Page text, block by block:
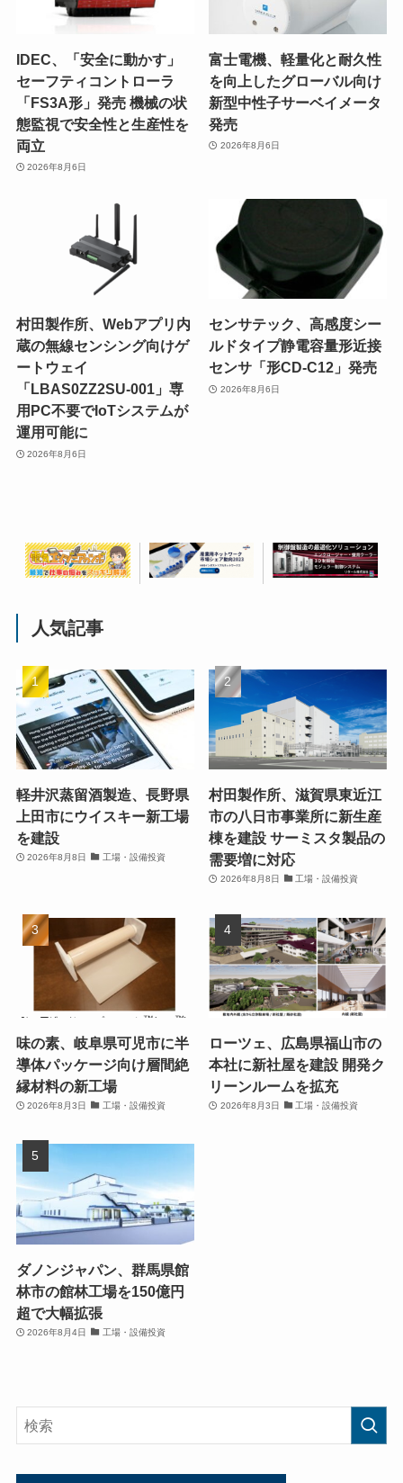
IDEC、「安全に動かす」
セーフティコントローラ
「FS3A形」発売 機械の状
態監視で安全性と生産性を
両立
2026年8月6日
富士電機、軽量化と耐久性
を向上したグローバル向け
新型中性子サーベイメータ
発売
2026年8月6日
村田製作所、Webアプリ内
蔵の無線センシング向けゲ
ートウェイ
「LBAS0ZZ2SU-001」専
用PC不要でIoTシステムが
運用可能に
2026年8月6日
センサテック、高感度シー
ルドタイプ静電容量形近接
センサ「形CD-C12」発売
2026年8月6日
人気記事
軽井沢蒸留酒製造、長野県
上田市にウイスキー新工場
を建設
2026年8月8日 工場・設備投資
村田製作所、滋賀県東近江
市の八日市事業所に新生産
棟を建設 サーミスタ製品の
需要増に対応
2026年8月8日 工場・設備投資
味の素、岐阜県可児市に半
導体パッケージ向け層間絶
縁材料の新工場
2026年8月3日 工場・設備投資
ローツェ、広島県福山市の
本社に新社屋を建設 開発ク
リーンルームを拡充
2026年8月3日 工場・設備投資
ダノンジャパン、群馬県館
林市の館林工場を150億円
超で大幅拡張
2026年8月4日 工場・設備投資